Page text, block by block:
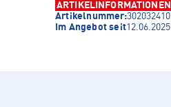
ARTIKELINFORMATIONEN
Artikelnummer:302032410
Im Angebot seit12.06.2025